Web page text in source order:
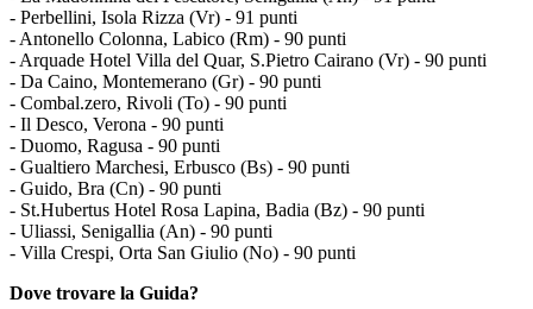
- Perbellini, Isola Rizza (Vr) - 91 punti
- Antonello Colonna, Labico (Rm) - 90 punti
- Arquade Hotel Villa del Quar, S.Pietro Cairano (Vr) - 90 punti
- Da Caino, Montemerano (Gr) - 90 punti
- Combal.zero, Rivoli (To) - 90 punti
- Il Desco, Verona - 90 punti
- Duomo, Ragusa - 90 punti
- Gualtiero Marchesi, Erbusco (Bs) - 90 punti
- Guido, Bra (Cn) - 90 punti
- St.Hubertus Hotel Rosa Lapina, Badia (Bz) - 90 punti
- Uliassi, Senigallia (An) - 90 punti
- Villa Crespi, Orta San Giulio (No) - 90 punti
Dove trovare la Guida?